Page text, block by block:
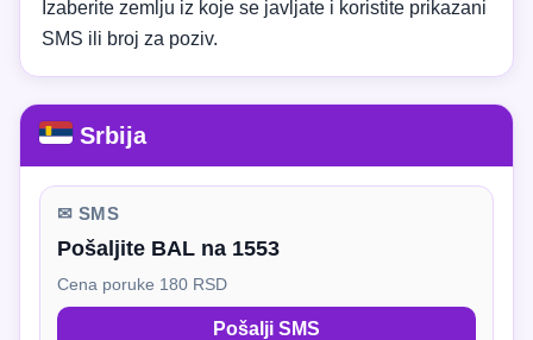
Izaberite zemlju iz koje se javljate i koristite prikazani
SMS ili broj za poziv.
Srbija
✉ SMS
Pošaljite BAL na 1553
Cena poruke 180 RSD
Pošalji SMS